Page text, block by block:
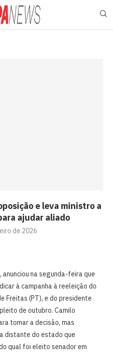
e leva ministro a
ajudar aliado
de 2026
anunciou na segunda-feira que
à campanha à reeleição do
Freitas (PT), e do presidente
de outubro. Camilo
tomar a decisão, mas
distante do estado que
qual foi eleito senador em